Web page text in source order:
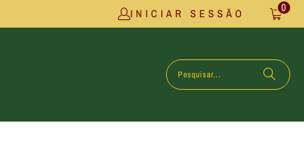
INICIAR SESSÃO 0